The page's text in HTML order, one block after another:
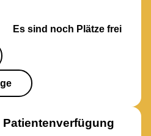
Es sind noch Plätze frei